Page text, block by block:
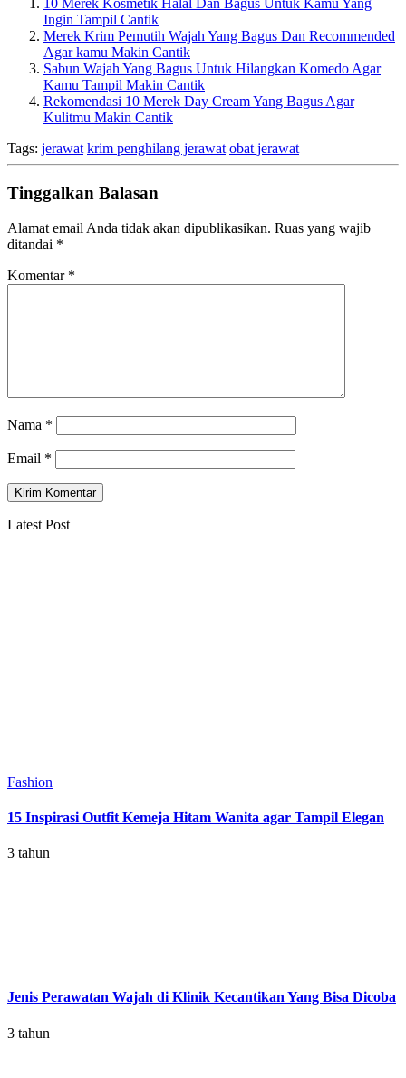
10 Merek Kosmetik Halal Dan Bagus Untuk Kamu Yang
Ingin Tampil Cantik
Merek Krim Pemutih Wajah Yang Bagus Dan Recommended
Agar kamu Makin Cantik
Sabun Wajah Yang Bagus Untuk Hilangkan Komedo Agar
Kamu Tampil Makin Cantik
Rekomendasi 10 Merek Day Cream Yang Bagus Agar
Kulitmu Makin Cantik
Tags: jerawat krim penghilang jerawat obat jerawat
Tinggalkan Balasan
Alamat email Anda tidak akan dipublikasikan. Ruas yang wajib
ditandai *
Komentar *
Nama *
Email *
Latest Post
Fashion
15 Inspirasi Outfit Kemeja Hitam Wanita agar Tampil Elegan
3 tahun
Jenis Perawatan Wajah di Klinik Kecantikan Yang Bisa Dicoba
3 tahun